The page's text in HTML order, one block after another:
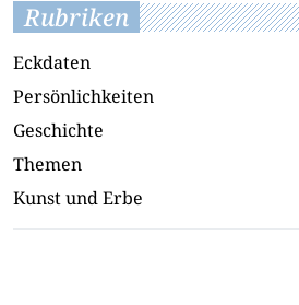
Rubriken
Eckdaten
Persönlichkeiten
Geschichte
Themen
Kunst und Erbe